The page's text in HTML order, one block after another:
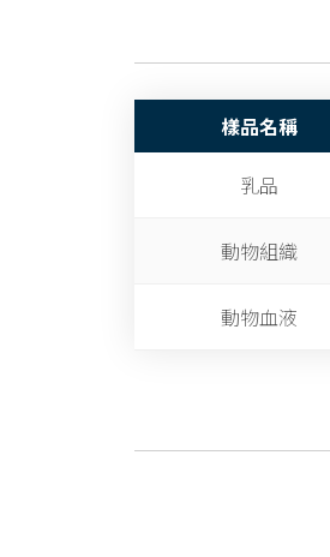
樣品名稱
乳品
動物組織
動物血液